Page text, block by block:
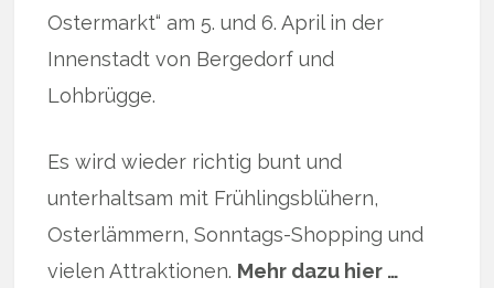
Ostermarkt“ am 5. und 6. April in der
Innenstadt von Bergedorf und
Lohbrügge.
Es wird wieder richtig bunt und
unterhaltsam mit Frühlingsblühern,
Osterlämmern, Sonntags-Shopping und
vielen Attraktionen. Mehr dazu hier …